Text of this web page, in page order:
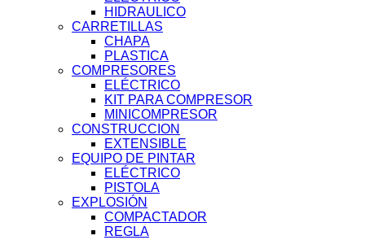
HIDRAULICO
CARRETILLAS
CHAPA
PLASTICA
COMPRESORES
ELÉCTRICO
KIT PARA COMPRESOR
MINICOMPRESOR
CONSTRUCCION
EXTENSIBLE
EQUIPO DE PINTAR
ELÉCTRICO
PISTOLA
EXPLOSIÓN
COMPACTADOR
REGLA